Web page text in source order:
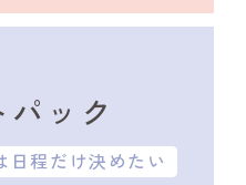
ック
日程だけ決めたい